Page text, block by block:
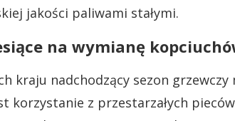
jakości paliwami stałymi.
na wymianę
kraju nadchodzący sezon
korzystanie z przestarzałych